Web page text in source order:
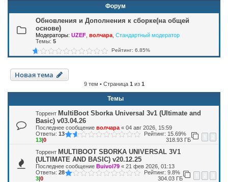
Форум
Обновления и Дополнения к сборке(на общей
основе)
Модераторы: UZEF волчара Стандартный модератор
Темы: 5
Рейтинг: 6.85%
Новая тема
9 тем • Страница 1 из 1
Темы
Торрент MultiBoot Sborka Universal 3v1 (Ultimate and
Basic) v03.04.26
Последнее сообщение волчара « 04 авг 2026, 15:59
Ответы: 13
13|0
Рейтинг: 15.69%
318.93 ГБ
Торрент MULTIBOOT SBORKA UNIVERSAL 3V1
(ULTIMATE AND BASIC) v20.12.25
Последнее сообщение Buivol79 « 21 фев 2026, 01:13
Ответы: 28
3|0
Рейтинг: 9.8%
304.03 ГБ